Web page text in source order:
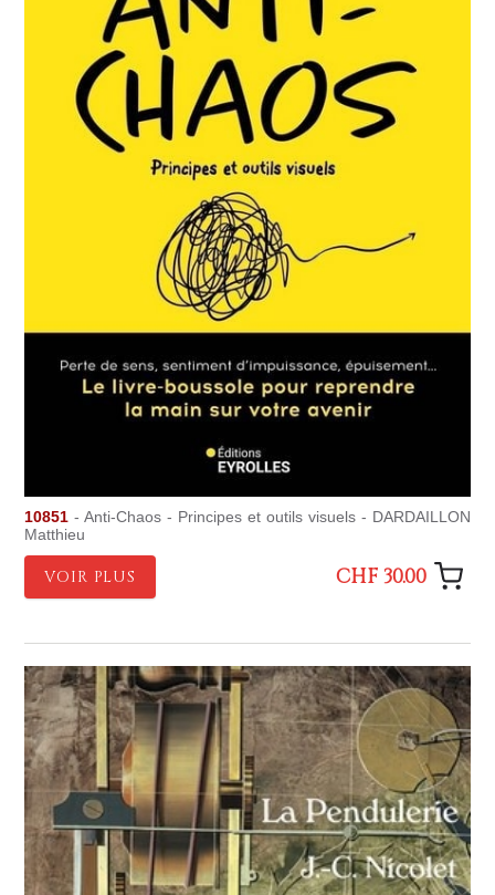
10851 - Anti-Chaos - Principes et outils visuels - DARDAILLON
Matthieu
VOIR PLUS CHF 30.00